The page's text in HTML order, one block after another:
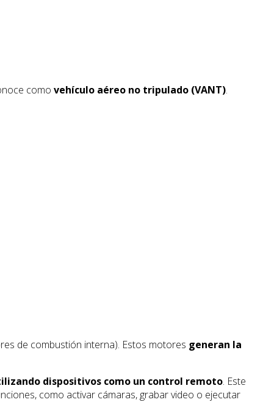
como vehículo aéreo no tripulado (VANT).
de combustión interna). Estos motores generan la
dispositivos como un control remoto. Este
como activar cámaras, grabar video o ejecutar